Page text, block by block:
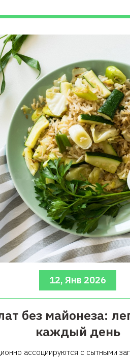
12, Янв 2026
без майонеза:
каждый день
ассоциируются с сытными